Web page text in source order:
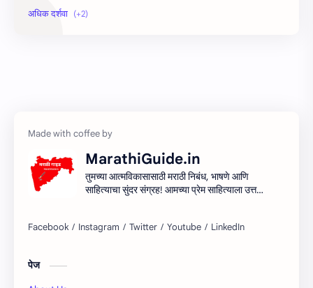
Information
MarathiGuide.in
तुमच्या आत्मविकासासाठी मराठी निबंध, भाषणे आणि
साहित्याचा सुंदर संग्रह! आमच्या प्रेम साहित्याला उत्तम
साहित्याच्या प्रवासात सामील व्हा!
पेज